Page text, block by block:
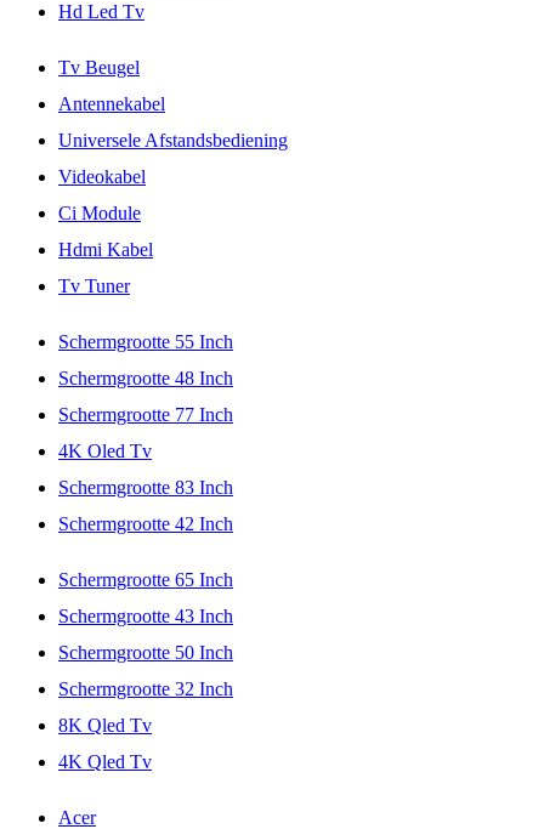
Hd Led Tv
Tv Beugel
Antennekabel
Universele Afstandsbediening
Videokabel
Ci Module
Hdmi Kabel
Tv Tuner
Schermgrootte 55 Inch
Schermgrootte 48 Inch
Schermgrootte 77 Inch
4K Oled Tv
Schermgrootte 83 Inch
Schermgrootte 42 Inch
Schermgrootte 65 Inch
Schermgrootte 43 Inch
Schermgrootte 50 Inch
Schermgrootte 32 Inch
8K Qled Tv
4K Qled Tv
Acer